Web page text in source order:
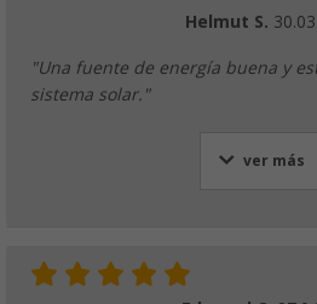
Helmut S.
"Una fuente de energía buena y
sistema solar."
ver más